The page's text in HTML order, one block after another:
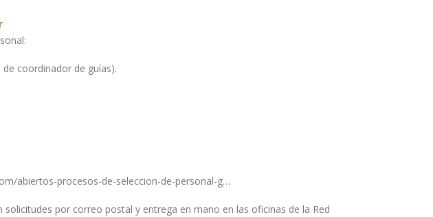
coordinador de guías).
abiertos-procesos-de-seleccion-de-personal-g…
por correo postal y entrega en mano en las oficinas de la Red